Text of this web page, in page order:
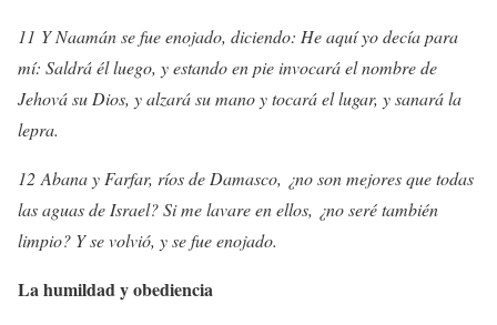
11 Y Naamán se fue enojado, diciendo: He aquí yo decía para
mí: Saldrá él luego, y estando en pie invocará el nombre de
Jehová su Dios, y alzará su mano y tocará el lugar, y sanará la
lepra.
12 Abana y Farfar, ríos de Damasco, ¿no son mejores que todas
las aguas de Israel? Si me lavare en ellos, ¿no seré también
limpio? Y se volvió, y se fue enojado.
La humildad y obediencia